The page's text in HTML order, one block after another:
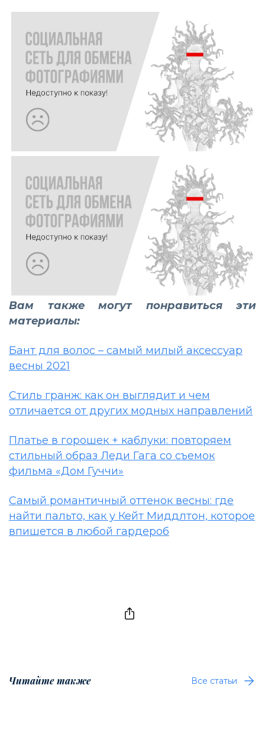
Вам также могут понравиться эти
материалы:
Бант для волос – самый милый аксессуар
весны 2021
Стиль гранж: как он выглядит и чем
отличается от других модных направлений
Платье в горошек + каблуки: повторяем
стильный образ Леди Гага со съемок
фильма «Дом Гуччи»
Самый романтичный оттенок весны: где
найти пальто, как у Кейт Миддлтон, которое
впишется в любой гардероб
Читайте также Все статьи